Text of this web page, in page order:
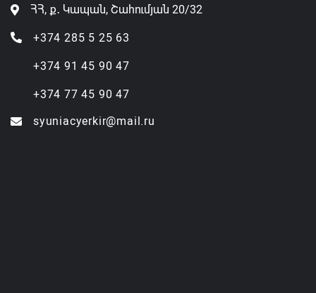
ՀՀ, ք․ Կապան, Շահումյան 20/32
+374 285 5 25 63
+374 91 45 90 47
+374 77 45 90 47
syuniacyerkir@mail.ru